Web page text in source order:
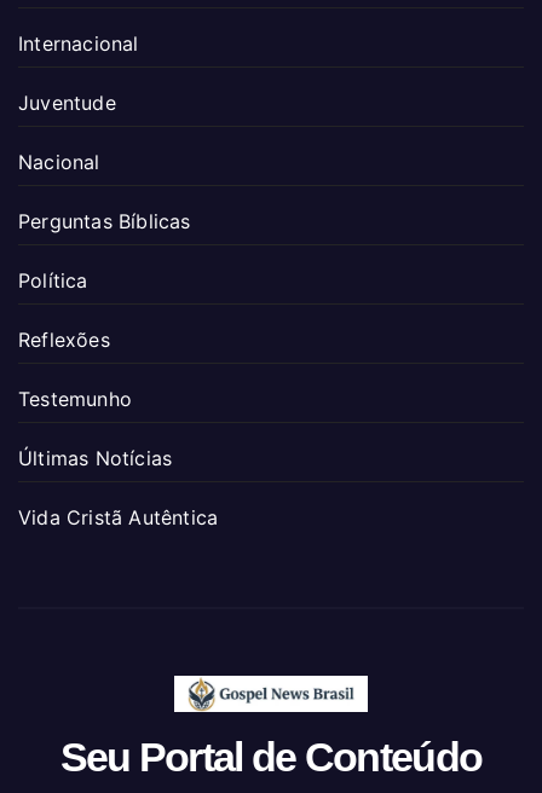
Internacional
Juventude
Nacional
Perguntas Bíblicas
Política
Reflexões
Testemunho
Últimas Notícias
Vida Cristã Autêntica
Seu Portal de Conteúdo